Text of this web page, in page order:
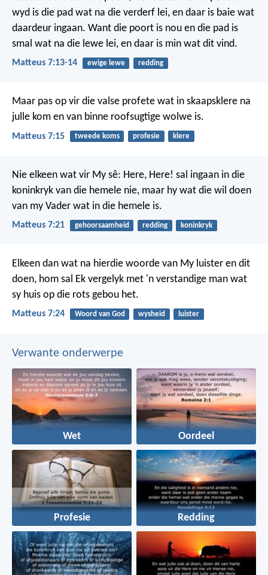
wyd is die pad wat na die verderf lei, en daar is baie wat
daardeur ingaan. Want die poort is nou en die pad is
smal wat na die lewe lei, en daar is min wat dit vind.
Matteus 7:13-14 ewige lewe redding
Maar pas op vir die valse profete wat in skaapsklere na
julle kom en van binne roofsugtige wolwe is.
Matteus 7:15 tweede koms profesie klere
Nie elkeen wat vir My sê: Here, Here! sal ingaan in die
koninkryk van die hemele nie, maar hy wat die wil doen
van my Vader wat in die hemele is.
Matteus 7:21 gehoorsaamheid redding koninkryk
Elkeen dan wat na hierdie woorde van My luister en dit
doen, hom sal Ek vergelyk met 'n verstandige man wat
sy huis op die rots gebou het.
Matteus 7:24 Woord van God wysheid luister
Verwante onderwerpe
Wet Oordeel
Profesie Redding